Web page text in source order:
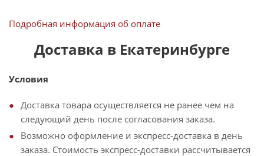
Подробная информация об оплате
Доставка в Екатеринбурге
Условия
Доставка товара осуществляется не ранее чем на
следующий день после согласования заказа.
Возможно оформление и экспресс-доставка в день
заказа. Стоимость экспресс-доставки рассчитывается